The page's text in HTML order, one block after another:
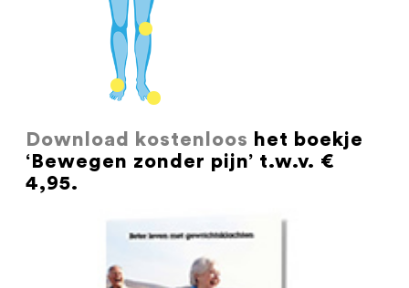
Download kostenloos het boekje
‘Bewegen zonder pijn’ t.w.v. €
4,95.